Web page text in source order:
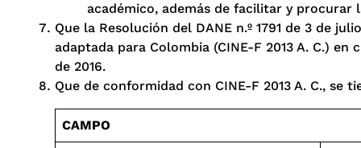
académico, además de facilitar y
Que la Resolución del DANE n.º 1791 de 3 de
adaptada para Colombia (CINE-F 2013 A. C.)
de 2016.
Que de conformidad con CINE-F 2013 A. C., se
CAMPO